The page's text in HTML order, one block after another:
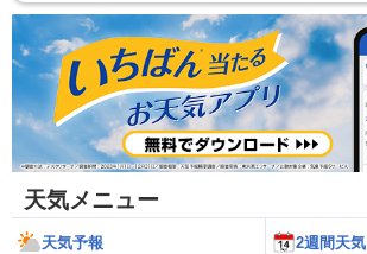
天気メニュー
天気予報 2週間天気